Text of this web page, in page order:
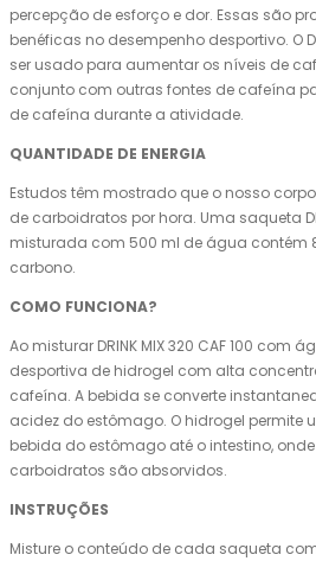
percepção de esforço e dor. Essas são
benéficas no desempenho desportivo. O
ser usado para aumentar os níveis de
conjunto com outras fontes de cafeína
de cafeína durante a atividade.
QUANTIDADE DE ENERGIA
Estudos têm mostrado que o nosso
de carboidratos por hora. Uma saqueta
misturada com 500 ml de água contém
carbono.
COMO FUNCIONA?
Ao misturar DRINK MIX 320 CAF 100 com
desportiva de hidrogel com alta
cafeína. A bebida se converte
acidez do estômago. O hidrogel permite
bebida do estômago até o intestino,
carboidratos são absorvidos.
INSTRUÇÕES
Misture o conteúdo de cada saqueta